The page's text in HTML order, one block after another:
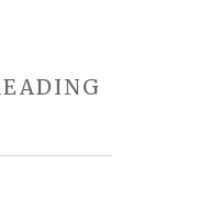
STARRY
3